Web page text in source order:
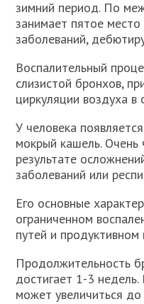
зимний период. По
занимает пятое
заболеваний,
Воспалительный
слизистой бронхов,
циркуляции воздуха в
У человека
мокрый кашель. Очень
результате
заболеваний или
Его основные
ограниченном
путей и
Продолжительность
достигает 1-3
может увеличиться